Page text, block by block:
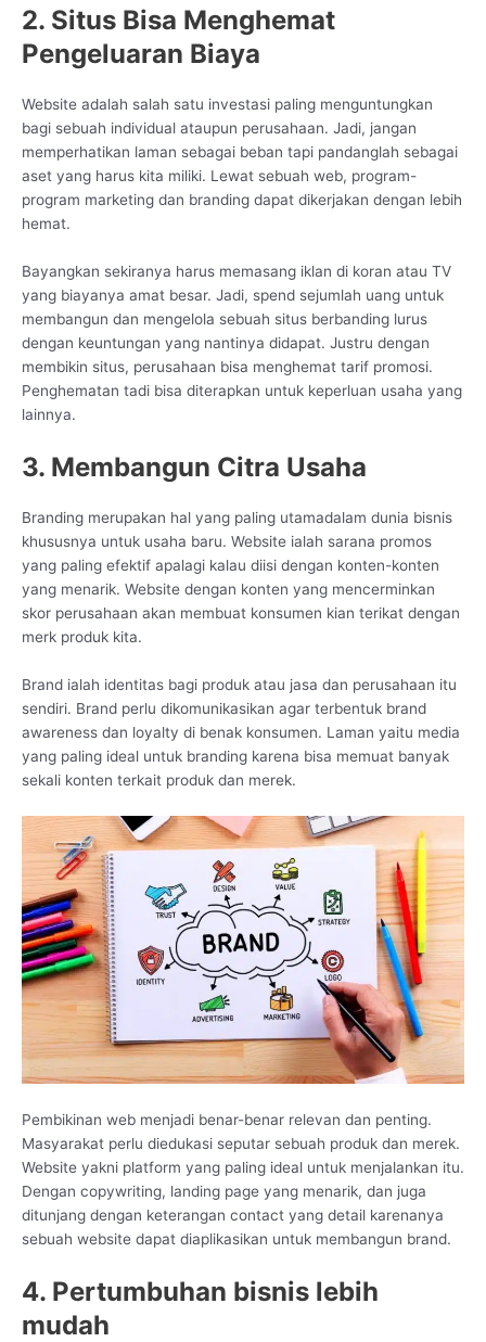
2. Situs Bisa Menghemat
Pengeluaran Biaya
Website adalah salah satu investasi paling menguntungkan
bagi sebuah individual ataupun perusahaan. Jadi, jangan
memperhatikan laman sebagai beban tapi pandanglah sebagai
aset yang harus kita miliki. Lewat sebuah web, program-
program marketing dan branding dapat dikerjakan dengan lebih
hemat.
Bayangkan sekiranya harus memasang iklan di koran atau TV
yang biayanya amat besar. Jadi, spend sejumlah uang untuk
membangun dan mengelola sebuah situs berbanding lurus
dengan keuntungan yang nantinya didapat. Justru dengan
membikin situs, perusahaan bisa menghemat tarif promosi.
Penghematan tadi bisa diterapkan untuk keperluan usaha yang
lainnya.
3. Membangun Citra Usaha
Branding merupakan hal yang paling utamadalam dunia bisnis
khususnya untuk usaha baru. Website ialah sarana promos
yang paling efektif apalagi kalau diisi dengan konten-konten
yang menarik. Website dengan konten yang mencerminkan
skor perusahaan akan membuat konsumen kian terikat dengan
merk produk kita.
Brand ialah identitas bagi produk atau jasa dan perusahaan itu
sendiri. Brand perlu dikomunikasikan agar terbentuk brand
awareness dan loyalty di benak konsumen. Laman yaitu media
yang paling ideal untuk branding karena bisa memuat banyak
sekali konten terkait produk dan merek.
Pembikinan web menjadi benar-benar relevan dan penting.
Masyarakat perlu diedukasi seputar sebuah produk dan merek.
Website yakni platform yang paling ideal untuk menjalankan itu.
Dengan copywriting, landing page yang menarik, dan juga
ditunjang dengan keterangan contact yang detail karenanya
sebuah website dapat diaplikasikan untuk membangun brand.
4. Pertumbuhan bisnis lebih
mudah